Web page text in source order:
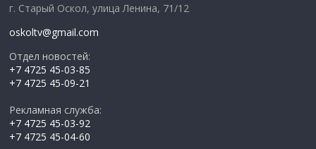
г. Старый Оскол, улица Ленина, 71/12
oskoltv@gmail.com
Отдел новостей:
+7 4725 45-03-85
+7 4725 45-09-21
Рекламная служба:
+7 4725 45-03-92
+7 4725 45-04-60